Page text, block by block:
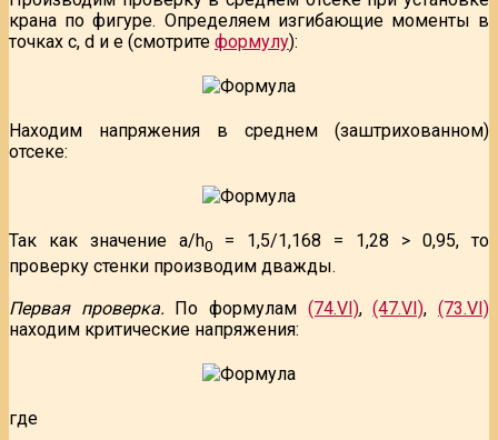
крана по фигуре. Определяем изгибающие моменты в
точках с, d и е (смотрите формулу):
Находим напряжения в среднем (заштрихованном)
отсеке:
Так как значение a/h0
= 1,5/1,168 = 1,28 > 0,95, то
проверку стенки производим дважды.
Первая проверка. По формулам (74.VI),(47.VI),(73.VI)
находим критические напряжения:
где